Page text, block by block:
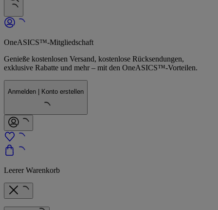
OneASICS™-Mitgliedschaft
Genieße kostenlosen Versand, kostenlose Rücksendungen,
exklusive Rabatte und mehr – mit den OneASICS™-Vorteilen.
Anmelden | Konto erstellen
Leerer Warenkorb